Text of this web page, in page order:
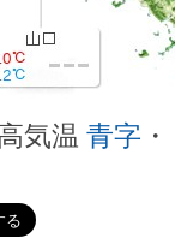
気温 青字